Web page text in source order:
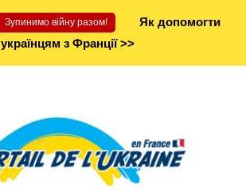
Зупинимо війну разом!
Як допомогти
українцям з Франції >>